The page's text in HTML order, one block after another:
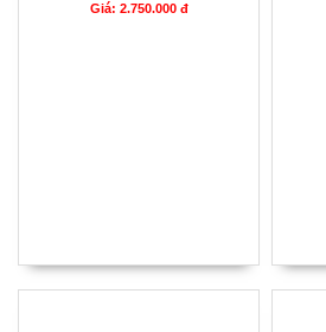
Giá: 2.750.000 đ